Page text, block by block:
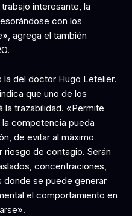
interesante, la
con los
agrega el también
la del doctor Hugo Letelier.
que uno de los
trazabilidad. «Permite
competencia pueda
de evitar al máximo
de contagio. Serán
concentraciones,
se puede generar
el comportamiento en